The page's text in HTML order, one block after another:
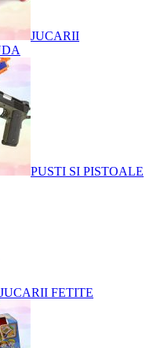
JUCARII
PUSTI SI PISTOALE
JUCARII FETITE